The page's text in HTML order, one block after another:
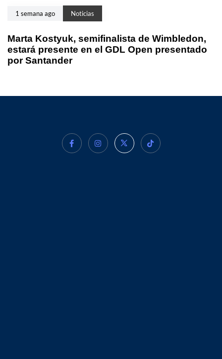
1 semana ago Noticias
Marta Kostyuk, semifinalista de Wimbledon,
estará presente en el GDL Open presentado
por Santander